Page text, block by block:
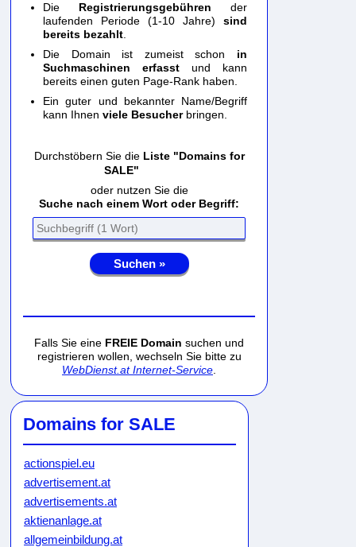
Die Registrierungsgebühren der
laufenden Periode (1-10 Jahre) sind
bereits bezahlt
Die Domain ist zumeist schon in
Suchmaschinen erfasst und kann
bereits einen guten Page-Rank haben.
Ein guter und bekannter Name/Begriff
kann Ihnen viele Besucherbringen.
Durchstöbern Sie die Liste "Domains for
SALE"
oder nutzen Sie die
Suche nach einem Wort oder Begriff:
Suchen »
Falls Sie eine FREIE Domain suchen und
registrieren wollen, wechseln Sie bitte zu
WebDienst.at Internet-Service
Domains for SALE
actionspiel.eu
advertisement.at
advertisements.at
aktienanlage.at
allgemeinbildung.at